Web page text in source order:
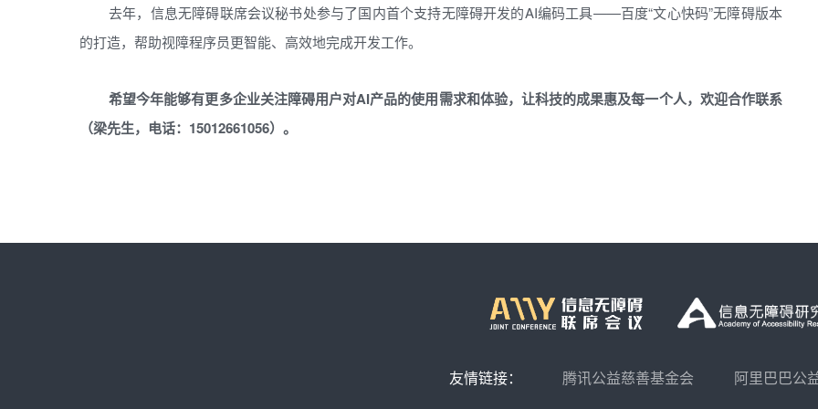
去年，信息无障碍联席会议秘书处参与了国内首个支持无障碍开发的AI编码工具——百度“文心快码”无障碍版本
的打造，帮助视障程序员更智能、高效地完成开发工作。
希望今年能够有更多企业关注障碍用户对AI产品的使用需求和体验，让科技的成果惠及每一个人，欢迎合作联系
（梁先生，电话：15012661056）。
友情链接： 腾讯公益慈善基金会 阿里巴巴公